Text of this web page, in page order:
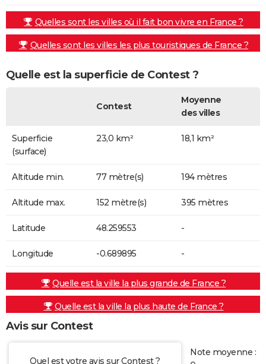
Quelles sont les villes où il fait bon vivre en France ?
Quelles sont les villes les plus touristiques de France ?
Quelle est la superficie de Contest ?
Contest
Moyenne
des villes
Superficie
(surface)
23,0 km² 18,1 km²
Altitude min. 77 mètre(s) 194 mètres
Altitude max. 152 mètre(s) 395 mètres
Latitude 48.259553 -
Longitude -0.689895 -
Quelle est la ville la plus grande de France ?
Quelle est la ville la plus haute de France ?
Avis sur Contest
Quel est votre avis sur Contest ?
Note moyenne :